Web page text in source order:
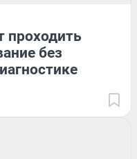
проходить
без